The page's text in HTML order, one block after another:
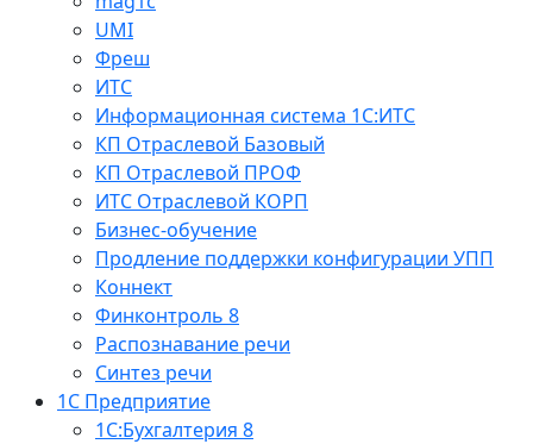
UMI
Фреш
ИТС
Информационная система 1С:ИТС
КП Отраслевой Базовый
КП Отраслевой ПРОФ
ИТС Отраслевой КОРП
Бизнес-обучение
Продление поддержки конфигурации УПП
Коннект
Финконтроль 8
Распознавание речи
Синтез речи
1С Предприятие
1С:Бухгалтерия 8